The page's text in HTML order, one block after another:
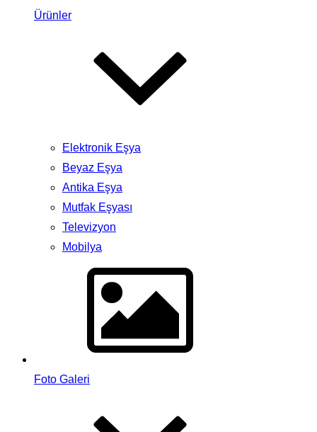
Ürünler
Elektronik Eşya
Beyaz Eşya
Antika Eşya
Mutfak Eşyası
Televizyon
Mobilya
Foto Galeri